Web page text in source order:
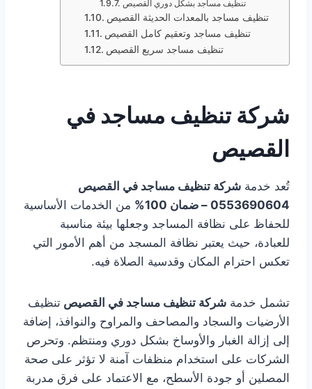
تنظيف مساجد بشكل دوري القصيص
تنظيف مساجد بالمعدات الحديثة القصيص
تنظيف مساجد وتعقيم كامل القصيص
تنظيف مساجد سريع القصيص
شركة تنظيف مساجد في
القصيص
تُعد خدمة شركة تنظيف مساجد في القصيص
0553690604 – ضمان 100%
من الخدمات الأساسية
للحفاظ على نظافة المساجد وجعلها بيئة مناسبة
للعبادة، حيث يعتبر نظافة المسجد من أهم الأمور التي
تعكس احترام المكان وقدسية الصلاة فيه.
تشمل خدمة شركة تنظيف مساجد في القصيص تنظيف
الأرضيات والسجاد والمصاحف والمراوح والنوافذ، إضافة
إلى إزالة الغبار والأوساخ بشكل دوري ومنتظم. وتحرص
الشركات على استخدام منظفات آمنة لا تؤثر على صحة
المصلين أو جودة الأسطح، مع الاعتماد على فرق مدربة